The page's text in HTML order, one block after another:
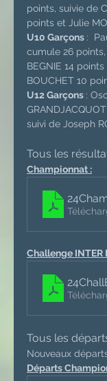
points, suivie de
points et Julie
U10 Garçons :
cumule 26
BEGNIE 14
BOUCHET 10
U12 Garçons :
suivi de Joseph
Tous les
Championnat :
Challenge INTER
Tous les
Nouveaux
Départs